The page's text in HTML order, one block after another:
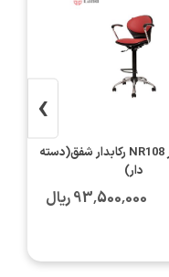
صندلی کانتر NR108 رکابدار شفق(دسته
دار)
93٬500٬000 ریال
›